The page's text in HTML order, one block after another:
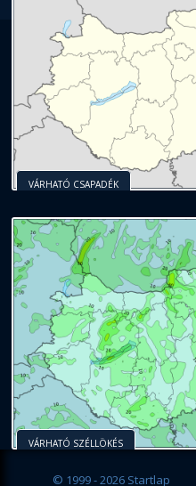
VÁRHATÓ CSAPADÉK
VÁRHATÓ SZÉLLÖKÉS
© 1999 - 2026 Startlap